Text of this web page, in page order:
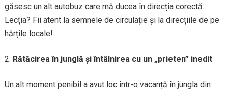
găsesc un alt autobuz care mă ducea în direcția corectă.
Lecția? Fii atent la semnele de circulație și la direcțiile de pe
hărțile locale!
Rătăcirea în junglă și întâlnirea cu un „prieten” inedit
Un alt moment penibil a avut loc într-o vacanță în jungla din